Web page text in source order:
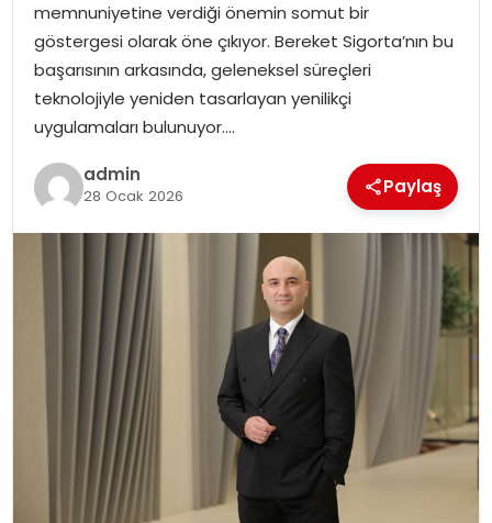
OTOMOBIL
TEKNOLOJI
EKONOMI
memnuniyetine verdiği önemin somut bir
göstergesi olarak öne çıkıyor. Bereket Sigorta’nın bu
başarısının arkasında, geleneksel süreçleri
teknolojiyle yeniden tasarlayan yenilikçi
uygulamaları bulunuyor….
admin
28 Ocak 2026 Paylaş